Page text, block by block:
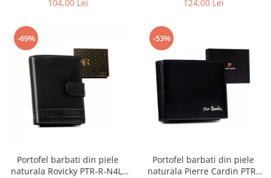
104,00 Lei
124,00 Lei
-69%
Portofel barbati din piele
naturala Rovicky PTR-R-N4L-
-53%
Portofel barbati din piele
naturala Pierre Cardin PTR-